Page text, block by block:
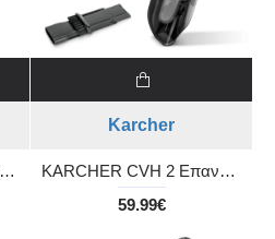
KARCHER T 7/1 Classic Επαγγελματική ηλεκτρική σκούπα ξηρής αναρρόφησης
Karcher
KARCHER CVH 2 Επαναφορτιζόμενο σκουπάκι χειρός
59.99€